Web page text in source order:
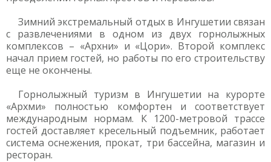
Зимний экстремальный отдых в Ингушетии связан
с развлечениями в одном из двух горнолыжных
комплексов – «Архни» и «Цори». Второй комплекс
начал прием гостей, но работы по его строительству
еще не окончены.
Горнолыжный туризм в Ингушетии на курорте
«Архми» полностью комфортен и соответствует
международным нормам. К 1200-метровой трассе
гостей доставляет кресельный подъемник, работает
система оснежения, прокат, три бассейна, магазин и
ресторан.